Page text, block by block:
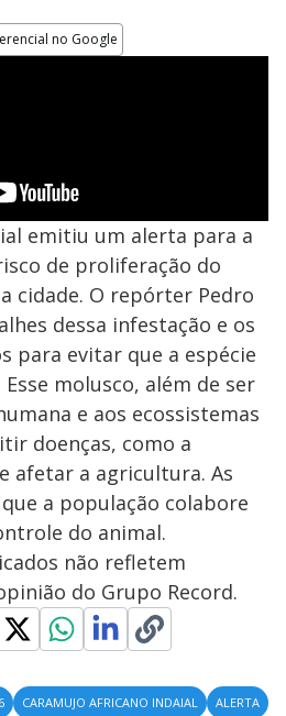
no Google
emitiu um alerta para a
de proliferação do
cidade. O repórter Pedro
dessa infestação e os
para evitar que a espécie
molusco, além de ser
e aos ecossistemas
doenças, como a
afetar a agricultura. As
a população colabore
do animal.
não refletem
do Grupo Record.
CARAMUJO AFRICANO INDAIAL
ALERTA